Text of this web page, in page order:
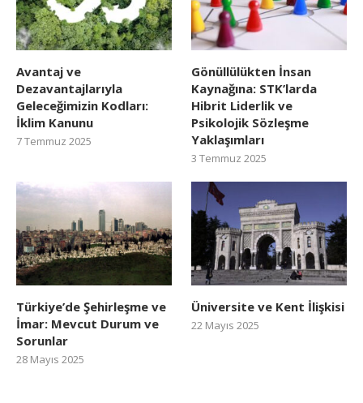
Avantaj ve
Dezavantajlarıyla
Geleceğimizin Kodları:
İklim Kanunu
7 Temmuz 2025
Gönüllülükten İnsan
Kaynağına: STK’larda
Hibrit Liderlik ve
Psikolojik Sözleşme
Yaklaşımları
3 Temmuz 2025
Türkiye’de Şehirleşme ve
İmar: Mevcut Durum ve
Sorunlar
28 Mayıs 2025
Üniversite ve Kent İlişkisi
22 Mayıs 2025